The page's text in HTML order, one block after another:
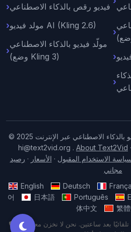
فيديو رقص بالذكاء الاصطناعي
مولد فيديو AI (Kling 2.6)
مولّد فيديو بالذكاء الاصطناعي
(وضع Kling 3)
hi@text2vid.org . About Text2Vid ·
الاستخدام المقبول · الأسعار · رصيد
مجاني
English
Deutsch
어
日本語 Português
体中文
繁